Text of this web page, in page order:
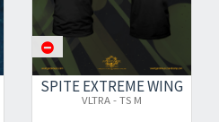
SPITE EXTREME WING
VLTRA - TS M